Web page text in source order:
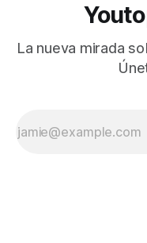
La nueva mirada